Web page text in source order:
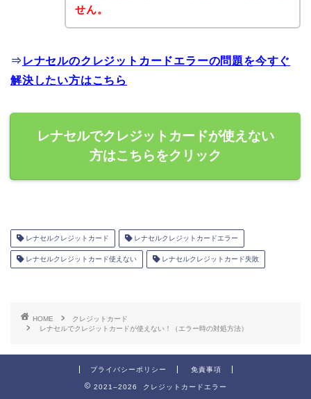
せん。
⇒ レナセルのクレジットカードエラーの問題を今すぐ
解決したい方はこちら
レナセルでクレジットカードが使えない
方はこちらをクリック
レナセルクレジットカード レナセルクレジットカードエラー
レナセルクレジットカード使えない レナセルクレジットカード失敗
HOME
クレジットカード
レナセルでクレジットカードが使えない！（エラー時の対処方法）
プライバシーポリシー 免責事項
2021–2026 クレジットカードエラー